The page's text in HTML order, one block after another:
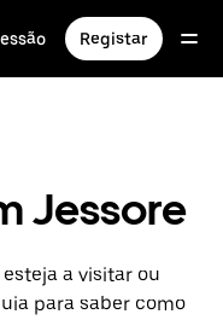
Registar
Jessore
a visitar ou
para saber como